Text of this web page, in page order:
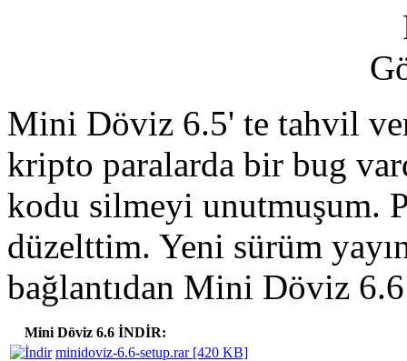
Mini Döviz 6.5' te tahvil
kripto paralarda bir bug
kodu silmeyi unutmuşum.
düzelttim. Yeni sürüm
bağlantıdan Mini Döviz
Mini Döviz 6.6 İNDİR:
minidoviz-6.6-setup.rar [420 KB]